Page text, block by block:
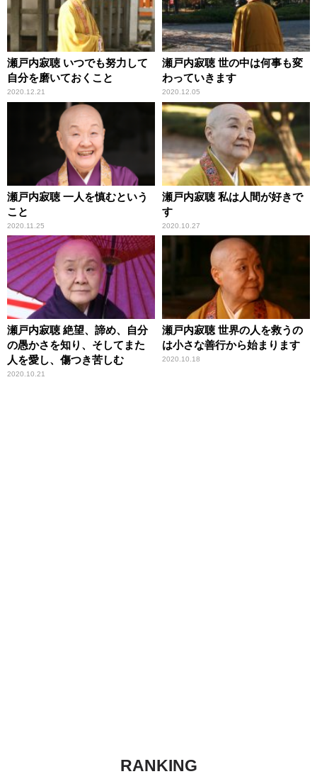
瀬戸内寂聴 いつでも努力して
自分を磨いておくこと
2020.12.21
瀬戸内寂聴 世の中は何事も変
わっていきます
2020.12.05
瀬戸内寂聴 一人を慎むという
こと
2020.11.25
瀬戸内寂聴 私は人間が好きで
す
2020.10.27
瀬戸内寂聴 絶望、諦め、自分
の愚かさを知り、そしてまた
人を愛し、傷つき苦しむ
2020.10.21
瀬戸内寂聴 世界の人を救うの
は小さな善行から始まります
2020.10.18
RANKING